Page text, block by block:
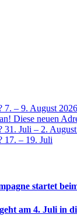
7. – 9. August 2026
Diese neuen
31. Juli – 2.
17. – 19. Juli
startet
am 4. Juli in